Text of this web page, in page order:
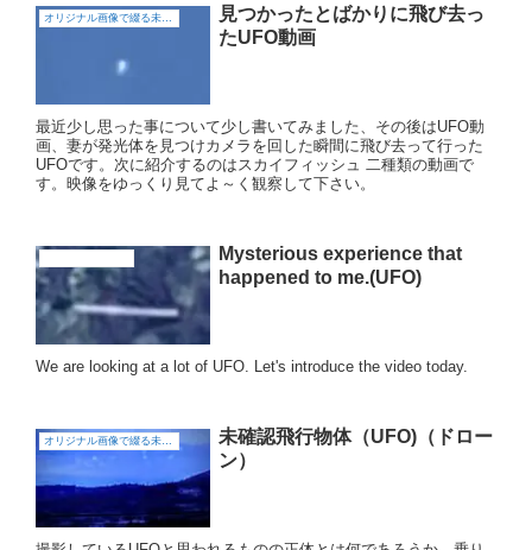
オリジナル画像で綴る未確認飛行物体（UFO)
見つかったとばかりに飛び去っ
たUFO動画
最近少し思った事について少し書いてみました、その後はUFO動
画、妻が発光体を見つけカメラを回した瞬間に飛び去って行った
UFOです。次に紹介するのはスカイフィッシュ 二種類の動画で
す。映像をゆっくり見てよ～く観察して下さい。
Mysterious experience that
happened to me.(UFO)
We are looking at a lot of UFO. Let's introduce the video today.
オリジナル画像で綴る未確認飛行物体（UFO)
未確認飛行物体（UFO)（ドロー
ン）